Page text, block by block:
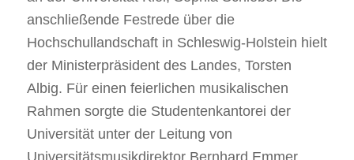
anschließende Festrede über die
Hochschullandschaft in Schleswig-Holstein hielt
der Ministerpräsident des Landes, Torsten
Albig. Für einen feierlichen musikalischen
Rahmen sorgte die Studentenkantorei der
Universität unter der Leitung von
Universitätsmusikdirektor Bernhard Emmer.